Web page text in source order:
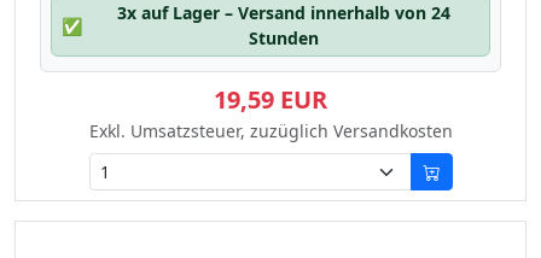
✅
3x auf Lager – Versand innerhalb von 24
Stunden
19,59 EUR
Exkl. Umsatzsteuer, zuzüglich Versandkosten